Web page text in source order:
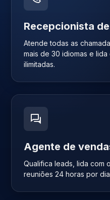
Recepcionista
Atende todas as
mais de 30 idiomas e
ilimitadas.
Agente de
Qualifica leads, lida com
reuniões 24 horas por